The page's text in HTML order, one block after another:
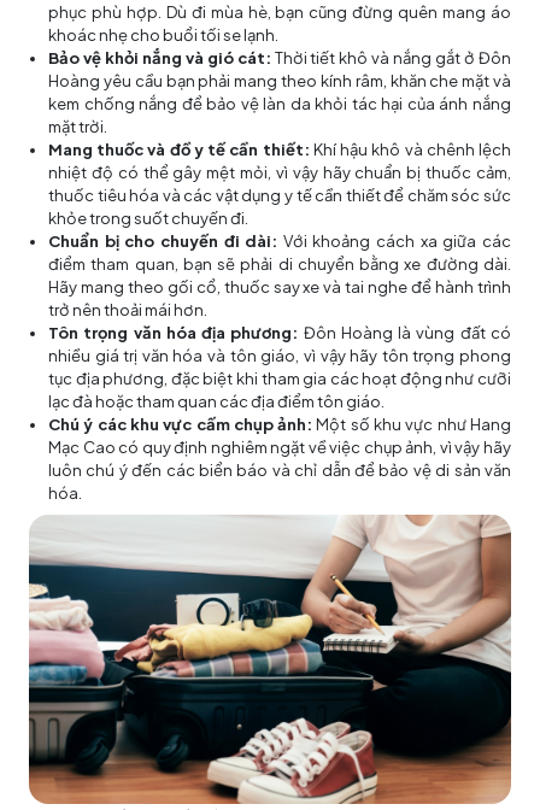
phục phù hợp. Dù đi mùa hè, bạn cũng đừng quên mang áo
khoác nhẹ cho buổi tối se lạnh.
Bảo vệ khỏi nắng và gió cát: Thời tiết khô và nắng gắt ở Đôn
Hoàng yêu cầu bạn phải mang theo kính râm, khăn che mặt và
kem chống nắng để bảo vệ làn da khỏi tác hại của ánh nắng
mặt trời.
Mang thuốc và đồ y tế cần thiết: Khí hậu khô và chênh lệch
nhiệt độ có thể gây mệt mỏi, vì vậy hãy chuẩn bị thuốc cảm,
thuốc tiêu hóa và các vật dụng y tế cần thiết để chăm sóc sức
khỏe trong suốt chuyến đi.
Chuẩn bị cho chuyến đi dài: Với khoảng cách xa giữa các
điểm tham quan, bạn sẽ phải di chuyển bằng xe đường dài.
Hãy mang theo gối cổ, thuốc say xe và tai nghe để hành trình
trở nên thoải mái hơn.
Tôn trọng văn hóa địa phương: Đôn Hoàng là vùng đất có
nhiều giá trị văn hóa và tôn giáo, vì vậy hãy tôn trọng phong
tục địa phương, đặc biệt khi tham gia các hoạt động như cưỡi
lạc đà hoặc tham quan các địa điểm tôn giáo.
Chú ý các khu vực cấm chụp ảnh:Một số khu vực như Hang
Mạc Cao có quy định nghiêm ngặt về việc chụp ảnh, vì vậy hãy
luôn chú ý đến các biển báo và chỉ dẫn để bảo vệ di sản văn
hóa.